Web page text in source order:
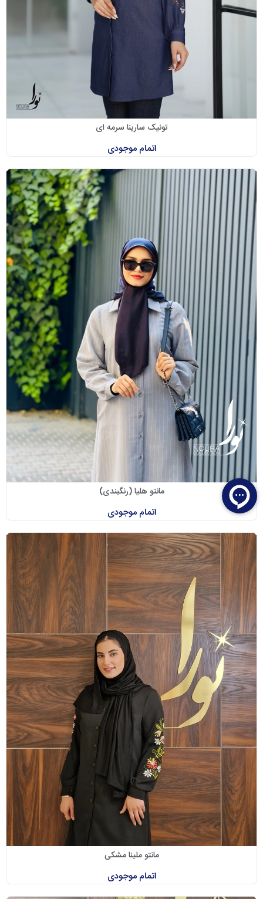
تونیک سارینا سرمه ای
اتمام موجودی
مانتو هلیا (رنگبندی)
اتمام موجودی
مانتو ملینا مشکی
اتمام موجودی